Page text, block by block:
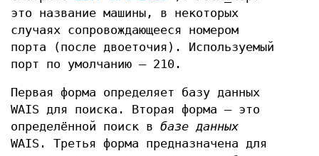
это название машины, в некоторых
случаях сопровождающееся номером
порта (после двоеточия). Используемый
порт по умолчанию — 210.
Первая форма определяет базу данных
WAIS для поиска. Вторая форма — это
определённой поиск в базе данных
WAIS. Третья форма предназначена для